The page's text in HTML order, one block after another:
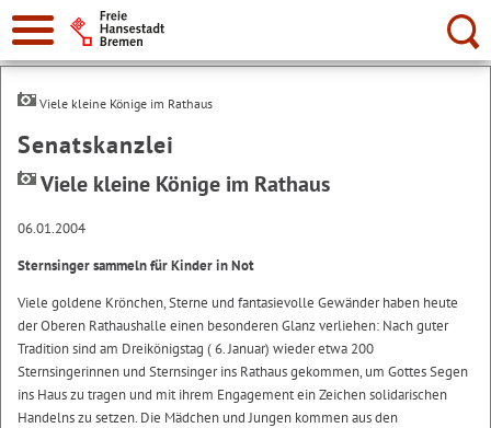
Suche:
Viele kleine Könige im Rathaus
Senatskanzlei
Viele kleine Könige im Rathaus
06.01.2004
Sternsinger sammeln für Kinder in Not
Viele goldene Krönchen, Sterne und fantasievolle Gewänder haben heute
der Oberen Rathaushalle einen besonderen Glanz verliehen: Nach guter
Tradition sind am Dreikönigstag ( 6. Januar) wieder etwa 200
Sternsingerinnen und Sternsinger ins Rathaus gekommen, um Gottes Segen
ins Haus zu tragen und mit ihrem Engagement ein Zeichen solidarischen
Handelns zu setzen. Die Mädchen und Jungen kommen aus den